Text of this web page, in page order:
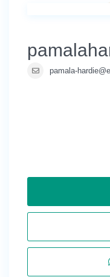
pamala-